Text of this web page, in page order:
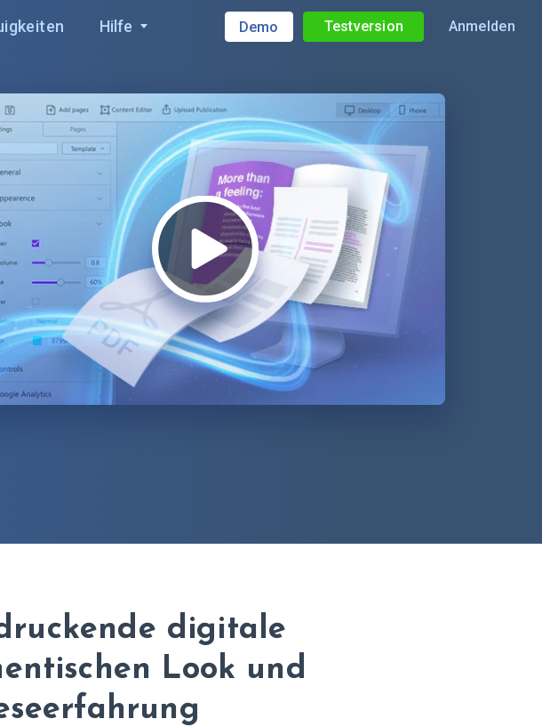
Hilfe Demo Testversion Anmelden
digitale
Look und